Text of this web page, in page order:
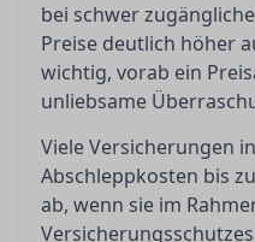
bei schwer
Preise deutlich höher
wichtig, vorab ein
unliebsame
Viele Versicherungen
Abschleppkosten bis
ab, wenn sie im